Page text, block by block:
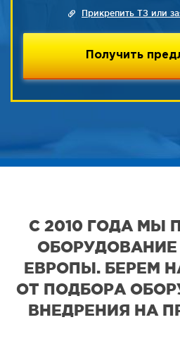
Прикрепить ТЗ или
С 2010 ГОДА МЫ
ЕВРОПЫ. БЕРЕМ
ОТ ПОДБОРА
ВНЕДРЕНИЯ НА